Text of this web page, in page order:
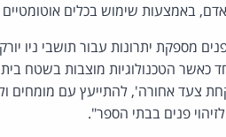
באמצעות שימוש בכלים
פנים מספקת יתרונות עבור תושבי
כאשר הטכנולוגיות מוצבות בשטח
צעד אחורה', להתייעץ עם מומחים
פנים בבתי הספר".